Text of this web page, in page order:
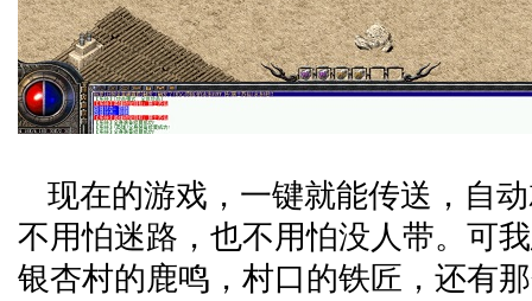
现在的游戏，一键就能传送，自
不用怕迷路，也不用怕没人带。可
银杏村的鹿鸣，村口的铁匠，还有